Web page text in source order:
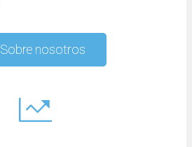
Sobre nosotros